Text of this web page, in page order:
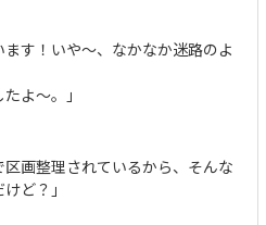
ます！いや～、なかなか迷路のよ
よ～。」
区画整理されているから、そんな
ど？」